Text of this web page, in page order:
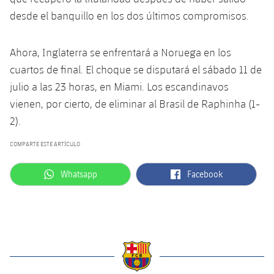
Jugadores
Historia
Palmarés
Clasificaciones
Juvenil
Alevín
Noticias
Atletismo
Actualidad
Masculino
Agenda
Baloncesto en silla de ruedas
plusicon
más
Actualidad
Calendario
Resultados
Hockey sobre hielo
plusicon
más
Calendario
Hockey Hierba Masculino
plusicon
más
Actualidad
Escuela de Patinaje
Actualidad
Voleibol
desde el banquillo en los dos últimos compromisos.
Ahora, Inglaterra se enfrentará a Noruega en los
cuartos de final. El choque se disputará el sábado 11 de
julio a las 23 horas, en Miami. Los escandinavos
vienen, por cierto, de eliminar al Brasil de Raphinha (1-
2).
COMPARTE ESTE ARTÍCULO
label.aria.whatsapp
Whatsapp label.aria.facebook
Facebook